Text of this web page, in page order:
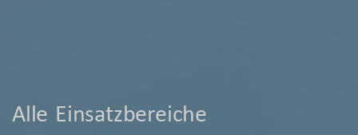
Alle Einsatzbereiche